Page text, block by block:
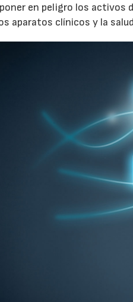
en peligro los activos
aparatos clínicos y la